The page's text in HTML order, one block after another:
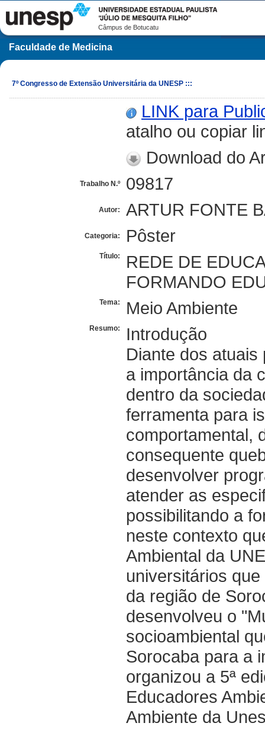
Câmpus de Botucatu
Faculdade de Medicina
7º Congresso de Extensão Universitária da UNESP :::
LINK para
atalho ou copiar
Download do
Trabalho N.º 09817
Autor: ARTUR FONTE
Categoria: Pôster
Título:
REDE DE
FORMANDO
Tema: Meio Ambiente
Resumo:
Introdução
Diante dos
a importância da
dentro da
ferramenta para
comportamental,
consequente
desenvolver
atender as
possibilitando a
neste contexto
Ambiental da
universitários
da região de
desenvolveu o
socioambiental
Sorocaba para a
organizou a 5ª
Educadores
Ambiente da